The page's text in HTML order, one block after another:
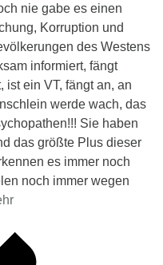
nie gabe es einen
Korruption und
des Westens
informiert, fängt
ist ein VT, fängt an, an
werde wach, das
Sie haben
das größte Plus dieser
es immer noch
noch immer wegen